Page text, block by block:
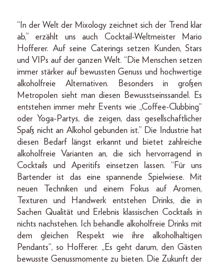
“In der Welt der Mixology zeichnet sich der Trend klar
ab,” erzählt uns auch Cocktail-Weltmeister Mario
Hofferer. Auf seine Caterings setzen Kunden, Stars
und VIPs auf der ganzen Welt. “Die Menschen setzen
immer stärker auf bewussten Genuss und hochwertige
alkoholfreie Alternativen. Besonders in großen
Metropolen sieht man diesen Bewusstseinssandel. Es
entstehen immer mehr Events wie „Coffee-Clubbing“
oder Yoga-Partys, die zeigen, dass gesellschaftlicher
Spaß nicht an Alkohol gebunden ist.” Die Industrie hat
diesen Bedarf längst erkannt und bietet zahlreiche
alkoholfreie Varianten an, die sich hervorragend in
Cocktails und Aperitifs einsetzen lassen. “Für uns
Bartender ist das eine spannende Spielwiese. Mit
neuen Techniken und einem Fokus auf Aromen,
Texturen und Handwerk entstehen Drinks, die in
Sachen Qualität und Erlebnis klassischen Cocktails in
nichts nachstehen. Ich behandle alkoholfreie Drinks mit
dem gleichen Respekt wie ihre alkoholhaltigen
Pendants“, so Hofferer. „Es geht darum, den Gästen
bewusste Genussmomente zu bieten. Die Zukunft der